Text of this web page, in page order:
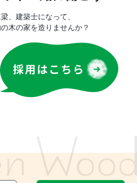
、建築士になって、
木の家を造りませんか？